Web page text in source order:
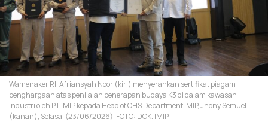
Wamenaker RI, Afriansyah Noor (kiri) menyerahkan sertifikat piagam
penghargaan atas penilaian penerapan budaya K3 di dalam kawasan
industri oleh PT IMIP kepada Head of OHS Department IMIP, Jhony Semuel
(kanan), Selasa, (23/06/2026). FOTO: DOK. IMIP